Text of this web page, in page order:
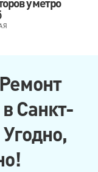
Санкт-